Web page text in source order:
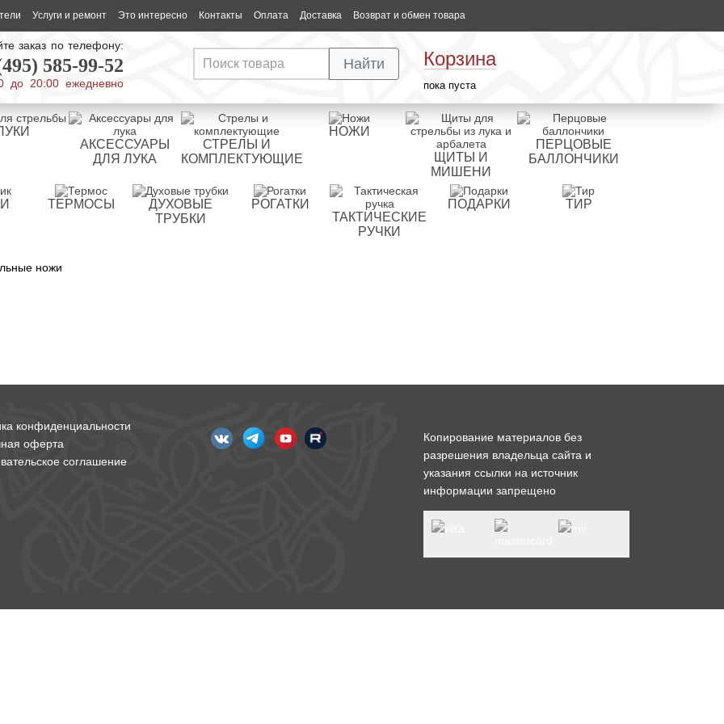
Услуги и ремонт Это интересно Контакты Оплата Доставка Возврат и обмен товара
заказ по телефону:
585-99-52
до 20:00 ежедневно
Корзина
пока пуста
Найти
АКСЕССУАРЫ
ДЛЯ ЛУКА
СТРЕЛЫ И
КОМПЛЕКТУЮЩИЕ
НОЖИ
ЩИТЫ И
МИШЕНИ
ПЕРЦОВЫЕ
БАЛЛОНЧИКИ
ТЕРМОСЫ
ДУХОВЫЕ
ТРУБКИ
РОГАТКИ
ТАКТИЧЕСКИЕ
РУЧКИ
ПОДАРКИ ТИР
ножи
конфиденциальности
оферта
соглашение
Копирование материалов без
разрешения владельца сайта и
указания ссылки на источник
информации запрещено